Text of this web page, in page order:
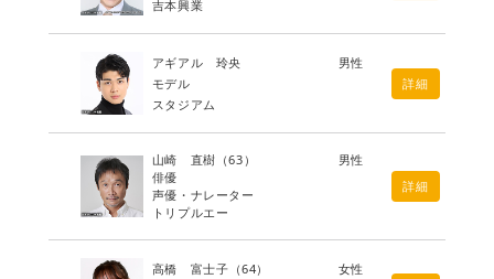
吉本興業
アギアル 玲央
男性
モデル
スタジアム
詳細
山崎 直樹 （63）
男性
俳優
声優・ナレーター
トリプルエー
詳細
高橋 富士子 （64）
女性